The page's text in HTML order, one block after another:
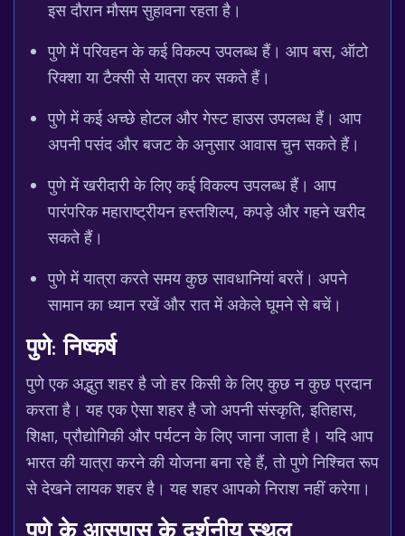
इस दौरान मौसम सुहावना रहता है।
पुणे में परिवहन के कई विकल्प उपलब्ध हैं। आप बस, ऑटो
रिक्शा या टैक्सी से यात्रा कर सकते हैं।
पुणे में कई अच्छे होटल और गेस्ट हाउस उपलब्ध हैं। आप
अपनी पसंद और बजट के अनुसार आवास चुन सकते हैं।
पुणे में खरीदारी के लिए कई विकल्प उपलब्ध हैं। आप
पारंपरिक महाराष्ट्रीयन हस्तशिल्प, कपड़े और गहने खरीद
सकते हैं।
पुणे में यात्रा करते समय कुछ सावधानियां बरतें। अपने
सामान का ध्यान रखें और रात में अकेले घूमने से बचें।
पुणे: निष्कर्ष
पुणे एक अद्भुत शहर है जो हर किसी के लिए कुछ न कुछ प्रदान
करता है। यह एक ऐसा शहर है जो अपनी संस्कृति, इतिहास,
शिक्षा, प्रौद्योगिकी और पर्यटन के लिए जाना जाता है। यदि आप
भारत की यात्रा करने की योजना बना रहे हैं, तो पुणे निश्चित रूप
से देखने लायक शहर है। यह शहर आपको निराश नहीं करेगा।